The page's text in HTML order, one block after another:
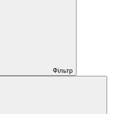
Фільтр